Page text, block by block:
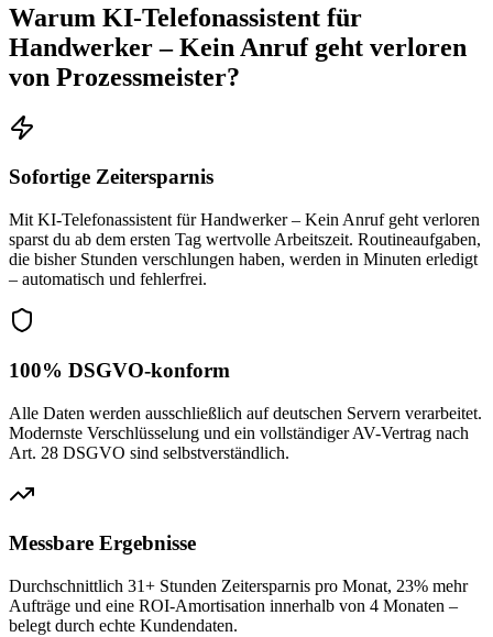
Warum KI-Telefonassistent für
Handwerker – Kein Anruf geht verloren
von Prozessmeister?
Sofortige Zeitersparnis
Mit KI-Telefonassistent für Handwerker – Kein Anruf geht verloren
sparst du ab dem ersten Tag wertvolle Arbeitszeit. Routineaufgaben,
die bisher Stunden verschlungen haben, werden in Minuten erledigt
– automatisch und fehlerfrei.
100% DSGVO-konform
Alle Daten werden ausschließlich auf deutschen Servern verarbeitet.
Modernste Verschlüsselung und ein vollständiger AV-Vertrag nach
Art. 28 DSGVO sind selbstverständlich.
Messbare Ergebnisse
Durchschnittlich 31+ Stunden Zeitersparnis pro Monat, 23% mehr
Aufträge und eine ROI-Amortisation innerhalb von 4 Monaten –
belegt durch echte Kundendaten.